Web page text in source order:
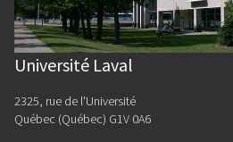
Université Laval
2325, rue de l'Université
Québec (Québec) G1V 0A6